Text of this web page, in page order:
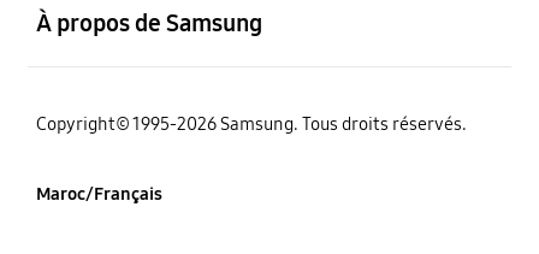
À propos de Samsung
Copyright© 1995-2026 Samsung. Tous droits réservés.
Maroc/Français